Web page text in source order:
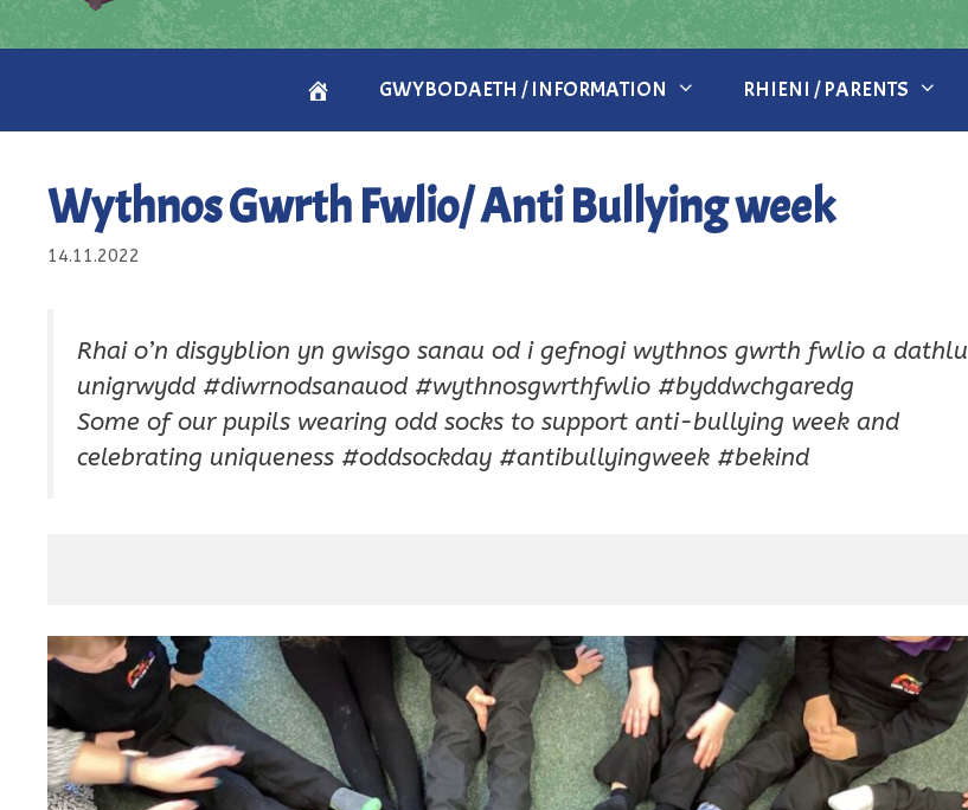
CARTREF
HOME
GWYBODAETH / INFORMATION RHIENI / PARENTS
Wythnos Gwrth Fwlio/ Anti Bullying week
14.11.2022
Rhai o’n disgyblion yn gwisgo sanau od i gefnogi wythnos gwrth fwlio a dathlu
unigrwydd #diwrnodsanauod #wythnosgwrthfwlio #byddwchgaredg
Some of our pupils wearing odd socks to support anti-bullying week and
celebrating uniqueness #oddsockday #antibullyingweek #bekind